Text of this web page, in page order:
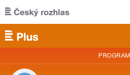
Přejít k hlavnímu obsahu
PROGRAM